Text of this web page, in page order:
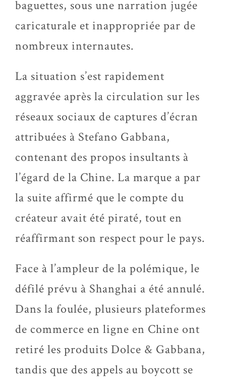
baguettes, sous une narration jugée
caricaturale et inappropriée par de
nombreux internautes.
La situation s’est rapidement
aggravée après la circulation sur les
réseaux sociaux de captures d’écran
attribuées à Stefano Gabbana,
contenant des propos insultants à
l’égard de la Chine. La marque a par
la suite affirmé que le compte du
créateur avait été piraté, tout en
réaffirmant son respect pour le pays.
Face à l’ampleur de la polémique, le
défilé prévu à Shanghai a été annulé.
Dans la foulée, plusieurs plateformes
de commerce en ligne en Chine ont
retiré les produits Dolce & Gabbana,
tandis que des appels au boycott se